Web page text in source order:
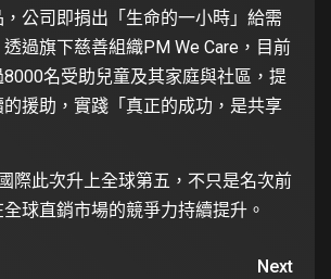
公司即捐出「生命的一小時」給需
過旗下慈善組織PM We Care，目前
名受助兒童及其家庭與社區，提
援助，實踐「真正的成功，是共享
際此次升上全球第五，不只是名次前
球直銷市場的競爭力持續提升。
Next